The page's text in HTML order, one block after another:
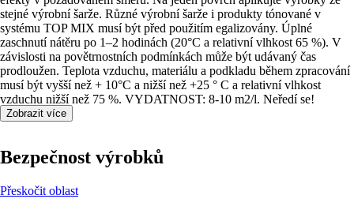
stejné výrobní šarže. Různé výrobní šarže i produkty tónované v
systému TOP MIX musí být před použitím egalizovány. Úplné
zaschnutí nátěru po 1–2 hodinách (20°C a relativní vlhkost 65 %). V
závislosti na povětrnostních podmínkách může být udávaný čas
prodloužen. Teplota vzduchu, materiálu a podkladu během zpracování
musí být vyšší než + 10°C a nižší než +25 ° C a relativní vlhkost
vzduchu nižší než 75 %. VYDATNOST: 8-10 m2/l. Neředí se!
Zobrazit více
Bezpečnost výrobků
Přeskočit oblast